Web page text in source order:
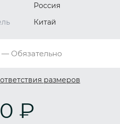
Россия
Китай
Обязательно
размеров
₽